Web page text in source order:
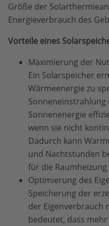
Größe der
Energieverbrauch des
Vorteile eines
Maximierung der
Ein Solarspeicher
Wärmeenergie zu
Sonneneinstrahlung
Sonnenenergie
wenn sie nicht
Dadurch kann
und Nachtstunden
für die
Optimierung des
Speicherung der
der Eigenverbrauch
bedeutet, dass